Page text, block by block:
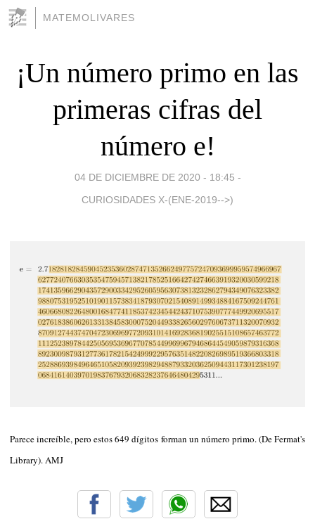
MATEMOLIVARES
¡Un número primo en las
primeras cifras del
número e!
04 DE DICIEMBRE DE 2020 - 18:45 -
CURIOSIDADES X-(ENE-2019-->)
Parece increíble, pero estos 649 dígitos forman un número primo. (De Fermat's
Library). AMJ